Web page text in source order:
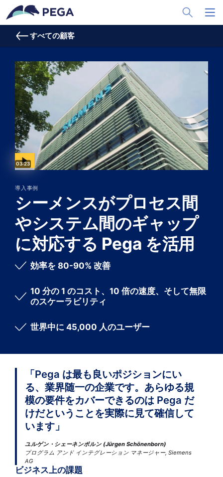
メインコンテンツに飛ぶ
Toggle
すべての顧客
Video duration:
03:23
導入事例
シーメンスがプロセス間
やシステム間のギャップ
に対応する Pega を活用
効率を 80-90% 改善
10 分の 1 のコスト、10 倍の速度、そして無限
のスケーラビリティ
世界中に 45,000 人のユーザー
「Pega は最も良いポジションにい
る、業界随一の企業です。あらゆる規
模の要件をカバーできるのは Pega だ
けだということを実際に見て確信して
います」
ユルゲン・シェーネンボルン (Jürgen Schönenborn)
プログラム アンド インテグレーション マネージャー, Siemens
AG
ビジネス上の課題